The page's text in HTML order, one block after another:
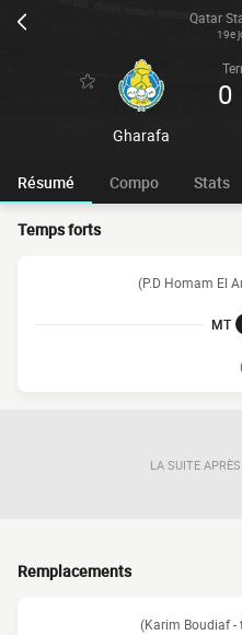
Qatar
19e
Gharafa
0
Résumé Compo Stats
Temps forts
(P.D Homam El
MT
LA SUITE
Remplacements
(Karim Boudiaf -